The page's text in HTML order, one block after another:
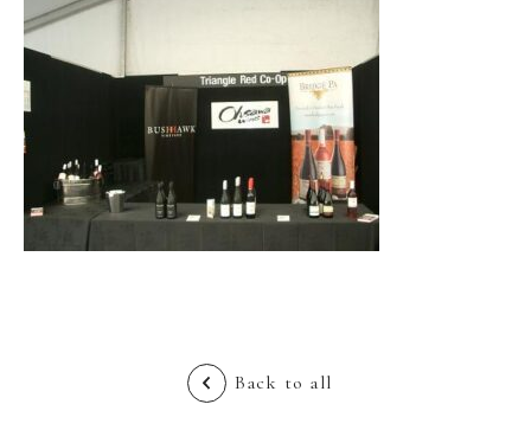
Back to all